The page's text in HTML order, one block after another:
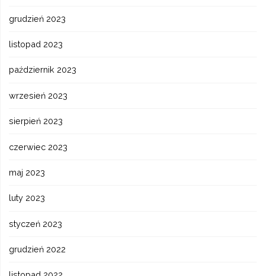
grudzień 2023
listopad 2023
październik 2023
wrzesień 2023
sierpień 2023
czerwiec 2023
maj 2023
luty 2023
styczeń 2023
grudzień 2022